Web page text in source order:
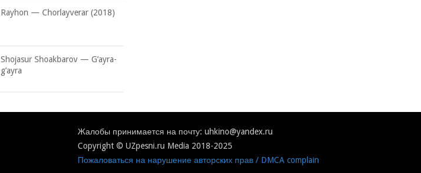
Rayhon — Chorlayverar (2018)
Shojasur Shoakbarov — G’ayra-
g’ayra
Жалобы принимается на почту: uhkino@yandex.ru
Copyright © UZpesni.ru Media 2018-2025
Пожаловаться на нарушение авторских прав / DMCA complain